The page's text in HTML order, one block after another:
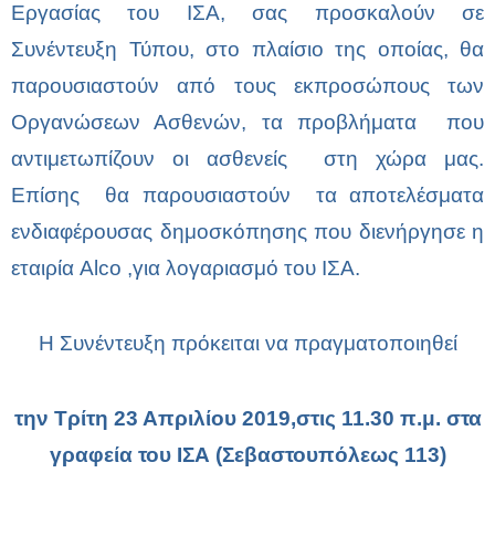
Εργασίας του ΙΣΑ, σας προσκαλούν σε
Συνέντευξη Τύπου, στο πλαίσιο της οποίας, θα
παρουσιαστούν από τους εκπροσώπους των
Οργανώσεων Ασθενών, τα προβλήματα που
αντιμετωπίζουν οι ασθενείς στη χώρα μας.
Επίσης θα παρουσιαστούν τα αποτελέσματα
ενδιαφέρουσας δημοσκόπησης που διενήργησε η
εταιρία Alco ,για λογαριασμό του ΙΣΑ.
Η Συνέντευξη πρόκειται να πραγματοποιηθεί
την Τρίτη 23 Απριλίου 2019,στις 11.30 π.μ. στα
γραφεία του ΙΣΑ (Σεβαστουπόλεως 113)